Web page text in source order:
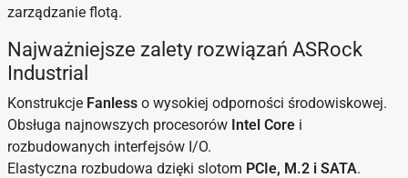
zarządzanie flotą.
Najważniejsze zalety rozwiązań ASRock
Industrial
Konstrukcje Fanless o wysokiej odporności środowiskowej.
Obsługa najnowszych procesorów Intel Core i
rozbudowanych interfejsów I/O.
Elastyczna rozbudowa dzięki slotom PCIe, M.2 i SATA.